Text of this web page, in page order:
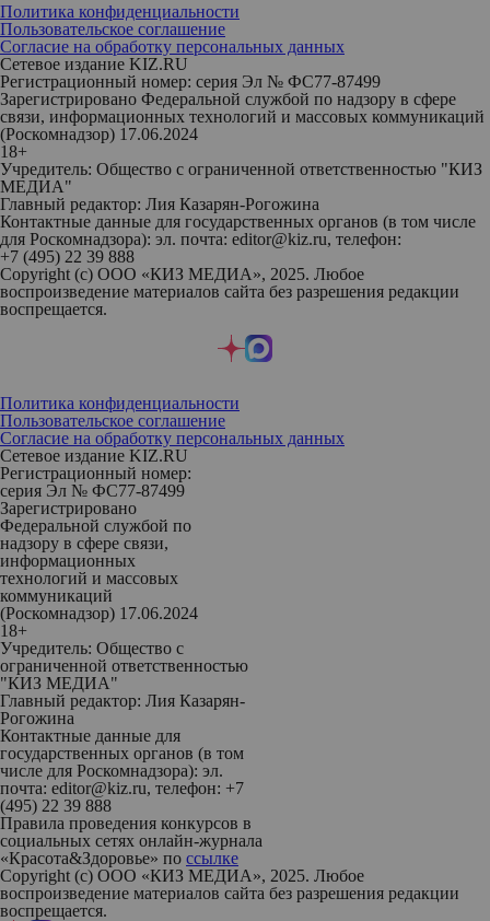
Политика конфиденциальности
Пользовательское соглашение
Согласие на обработку персональных данных
Сетевое издание KIZ.RU
Регистрационный номер: серия Эл № ФС77-87499
Зарегистрировано Федеральной службой по надзору в сфере
связи, информационных технологий и массовых коммуникаций
(Роскомнадзор) 17.06.2024
18+
Учредитель: Общество с ограниченной ответственностью "КИЗ
МЕДИА"
Главный редактор: Лия Казарян-Рогожина
Контактные данные для государственных органов (в том числе
для Роскомнадзора): эл. почта: editor@kiz.ru, телефон:
+7 (495) 22 39 888
Copyright (с) ООО «КИЗ МЕДИА», 2025. Любое
воспроизведение материалов сайта без разрешения редакции
воспрещается.
Политика конфиденциальности
Пользовательское соглашение
Согласие на обработку персональных данных
Сетевое издание KIZ.RU
Регистрационный номер:
серия Эл № ФС77-87499
Зарегистрировано
Федеральной службой по
надзору в сфере связи,
информационных
технологий и массовых
коммуникаций
(Роскомнадзор) 17.06.2024
18+
Учредитель: Общество с
ограниченной ответственностью
"КИЗ МЕДИА"
Главный редактор: Лия Казарян-
Рогожина
Контактные данные для
государственных органов (в том
числе для Роскомнадзора): эл.
почта: editor@kiz.ru, телефон: +7
(495) 22 39 888
Правила проведения конкурсов в
социальных сетях онлайн-журнала
«Красота&Здоровье» по ссылке
Copyright (с) ООО «КИЗ МЕДИА», 2025. Любое
воспроизведение материалов сайта без разрешения редакции
воспрещается.